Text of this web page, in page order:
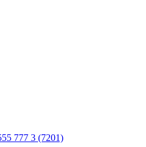
777 3 (7201)